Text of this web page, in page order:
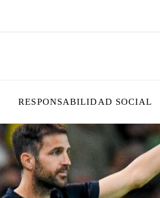
RESPONSABILIDAD SOCIAL